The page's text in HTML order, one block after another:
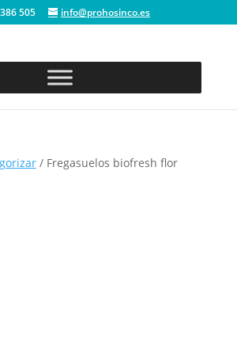
505 info@prohosinco.es
/ Fregasuelos biofresh flor